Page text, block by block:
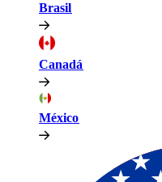
Brasil​​
Canadá​​
México​​